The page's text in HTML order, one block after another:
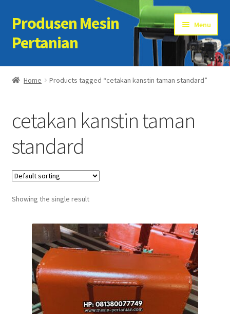
Skip
to
navigation
Skip
to
content
Produsen Mesin
Pertanian
Menu
Home
Cart
Checkout
Kontak Kami
My account
Sample Page
Home Products tagged “cetakan kanstin taman standard”
cetakan kanstin taman
standard
Showing the single result